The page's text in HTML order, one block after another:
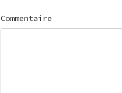
Commentaire